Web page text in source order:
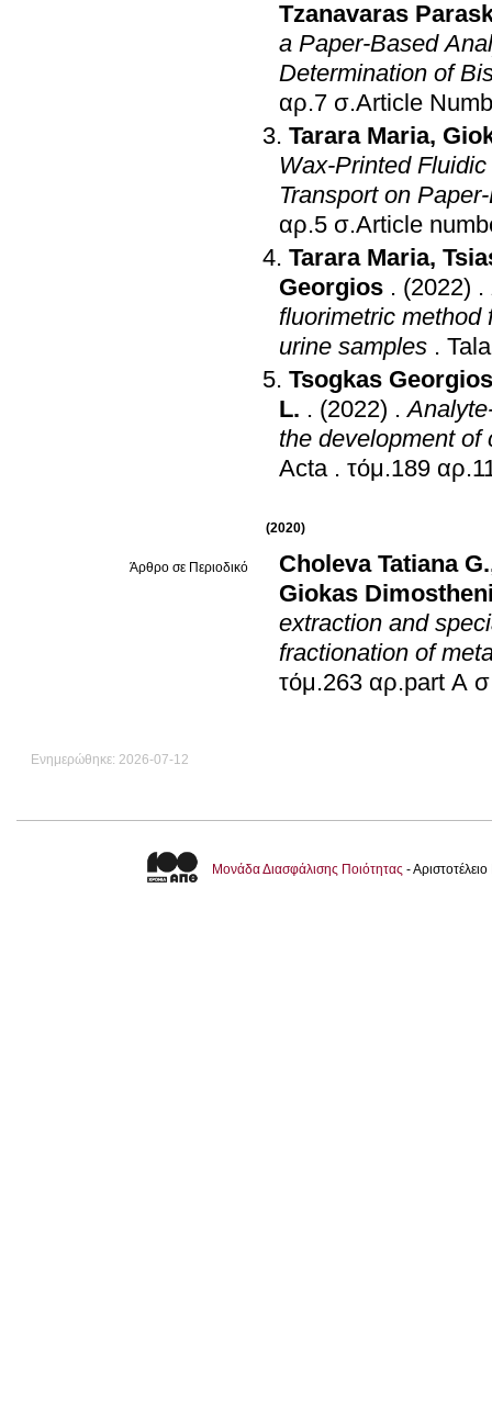
Tzanavaras
a Paper-Based
Determination of
αρ.7 σ.Article
Tarara Maria,
Wax-Printed
Transport on
αρ.5 σ.Article
Tarara Maria,
Georgios . (2022) .
fluorimetric method
urine samples .
Tsogkas Georgios
L. . (2022) .
the development of
Acta .
(2020)
Άρθρο σε Περιοδικό Choleva Tatiana G.
Giokas
extraction and
fractionation of
Ενημερώθηκε: 2026-07-12
Μονάδα Διασφάλισης Ποιότητας -